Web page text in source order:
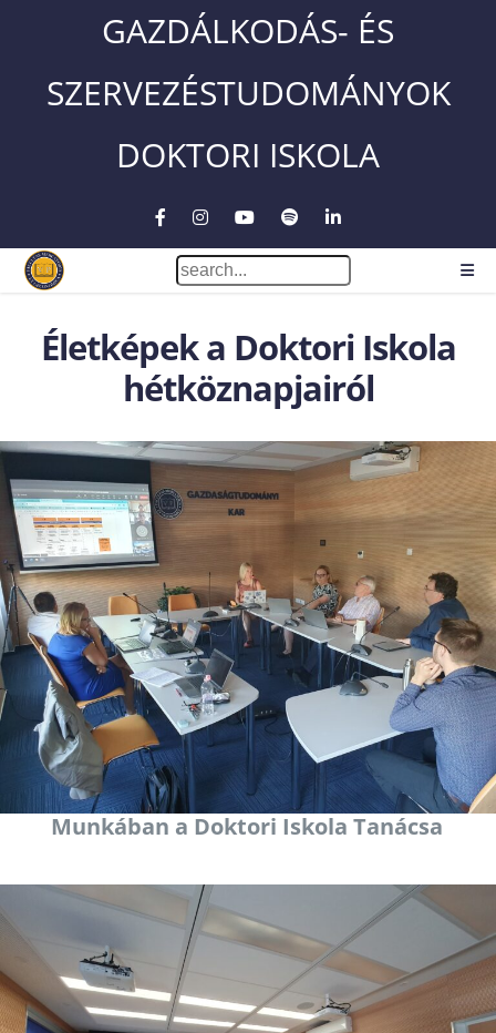
GAZDÁLKODÁS- ÉS
SZERVEZÉSTUDOMÁNYOK
DOKTORI ISKOLA
Életképek a Doktori Iskola
hétköznapjairól
Munkában a Doktori Iskola Tanácsa